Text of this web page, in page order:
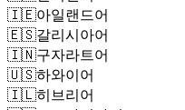
🇮🇪아일랜드어
🇪🇸갈리시아어
🇮🇳구자라트어
🇺🇸하와이어
🇮🇱히브리어